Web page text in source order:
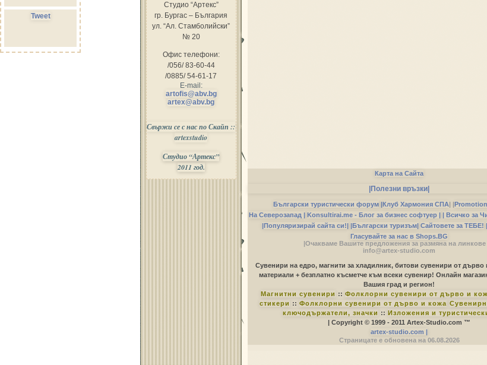
Студио “Артекс”
гр. Бургас – България
ул. “Ал. Стамболийски”
№ 20
Офис телефони:
/056/ 83-60-44
/0885/ 54-61-17
E-mail:
artofis@abv.bg
artex@abv.bg
Свържи се с нас по Скайп ::
artexstudio
Студио “Артекс”
2011 год.
Карта на Сайта
|Полезни връзки|
Български туристически форум |Клуб Хармония СПА| |
На Северозапад | Konsultirai.me - Блог за бизнес софтуер | | Всичко за
|Популяризирай сайта си!| |Български туризъм| Сайтовете за ТЕБЕ!
Гласувайте за нас в Shops.BG
|Очакваме Вашите предложения за размяна на линкове
info@artex-studio.com
Сувенири на едро, магнити за хладилник, битови сувенири от дърво
материали + безплатно късметче към всеки сувенир! Онлайн
Вашия град и регион!
Магнитни сувенири :: Фолклорни сувенири от дърво и
стикери :: Фолклорни сувенири от дърво и кожа
ключодържатели, значки :: Изложения и
| Copyright © 1999 - 2011 Artex-Studio.com ™
artex-studio.com |
Страницате е обновена на 06.08.2026
Tweet